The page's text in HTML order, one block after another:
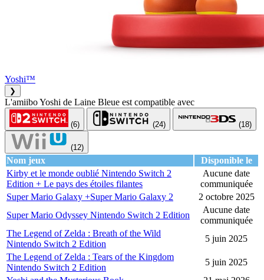
Yoshi™
❯
L'amiibo Yoshi de Laine Bleue est compatible avec
(6) (24) (18)
(12)
Nom jeux
Disponible le
Kirby et le monde oublié Nintendo Switch 2
Edition + Le pays des étoiles filantes
Aucune date
communiquée
Super Mario Galaxy +Super Mario Galaxy 2
2 octobre 2025
Super Mario Odyssey Nintendo Switch 2 Edition
Aucune date
communiquée
The Legend of Zelda : Breath of the Wild
Nintendo Switch 2 Edition
5 juin 2025
The Legend of Zelda : Tears of the Kingdom
Nintendo Switch 2 Edition
5 juin 2025